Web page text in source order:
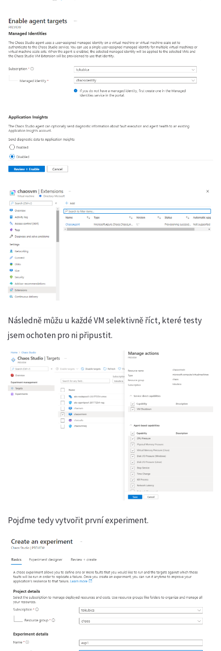
Následně můžu u každé VM selektivně říct, které testy
jsem ochoten pro ni připustit.
Pojďme tedy vytvořit první experiment.